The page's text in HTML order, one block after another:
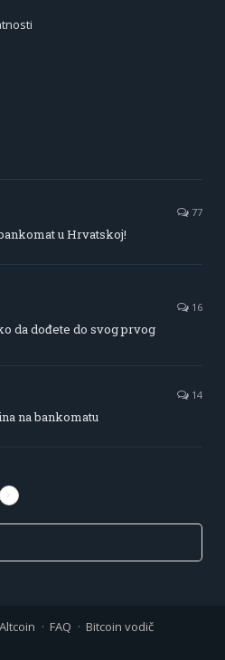
77
u Hrvatskoj!
16
da dođete do svog prvog
14
na bankomatu
Altcoin FAQ
Bitcoin vodič